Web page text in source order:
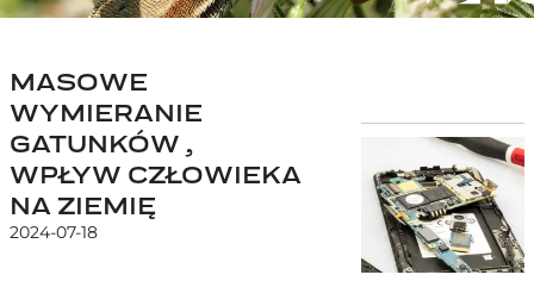
MASOWE
WYMIERANIE
GATUNKÓW ,
WPŁYW CZŁOWIEKA
NA ZIEMIĘ
2024-07-18